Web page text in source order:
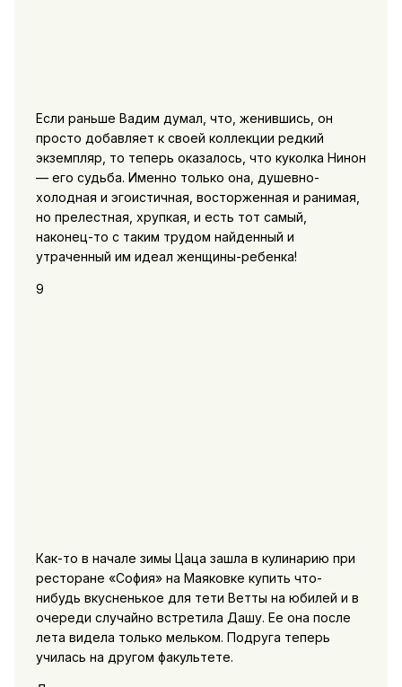
Если раньше Вадим думал, что, женившись, он
просто добавляет к своей коллекции редкий
экземпляр, то теперь оказалось, что куколка Нинон
— его судьба. Именно только она, душевно-
холодная и эгоистичная, восторженная и ранимая,
но прелестная, хрупкая, и есть тот самый,
наконец-то с таким трудом найденный и
утраченный им идеал женщины-ребенка!
9
Как-то в начале зимы Цаца зашла в кулинарию при
ресторане «София» на Маяковке купить что-
нибудь вкусненькое для тети Ветты на юбилей и в
очереди случайно встретила Дашу. Ее она после
лета видела только мельком. Подруга теперь
училась на другом факультете.